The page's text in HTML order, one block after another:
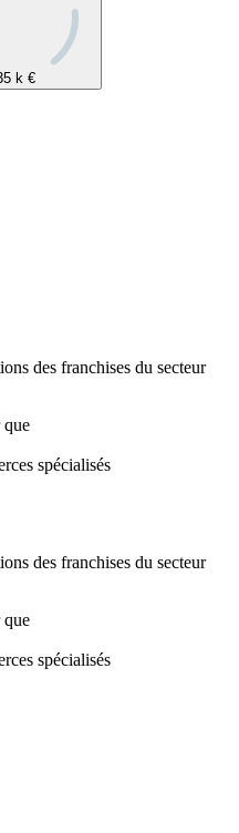
k €
des franchises du secteur
que
spécialisés
des franchises du secteur
que
spécialisés